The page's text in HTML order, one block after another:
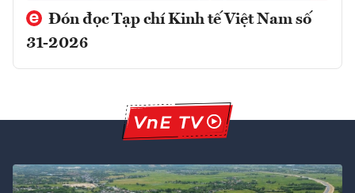
Đón đọc Tạp chí Kinh tế Việt Nam số
31-2026